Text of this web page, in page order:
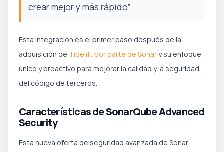
crear mejor y más rápido”.
Esta integración es el primer paso después de la
adquisición de Tidelift por parte de Sonar y su enfoque
único y proactivo para mejorar la calidad y la seguridad
del código de terceros.
Características de SonarQube Advanced
Security
Esta nueva oferta de seguridad avanzada de Sonar